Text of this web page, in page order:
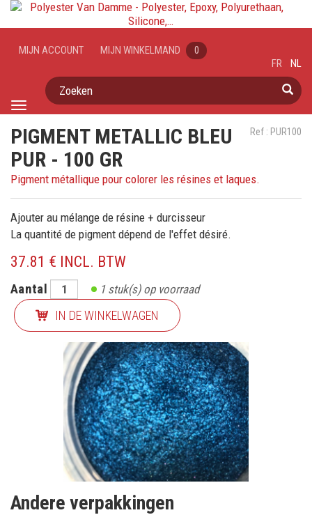
Toggle
MIJN ACCOUNT MIJN WINKELMAND 0
Zoeken
FR NL
Ref : PUR100
PIGMENT METALLIC BLEU
PUR - 100 GR
Pigment métallique pour colorer les résines et laques.
Ajouter au mélange de résine + durcisseur
La quantité de pigment dépend de l'effet désiré.
37.81 € INCL. BTW
Aantal 1stuk(s) op voorraad
IN DE WINKELWAGEN
Andere verpakkingen